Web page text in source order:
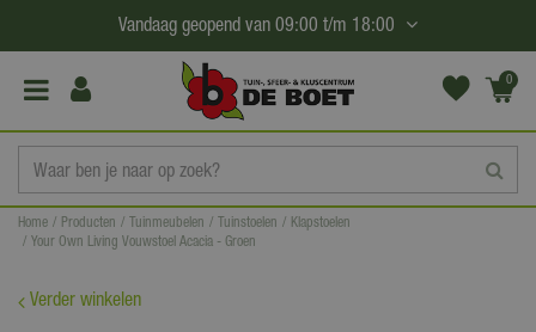
a
Home Producten Tuinmeubelen Tuinstoelen
Klapstoelen
Your Own Living Vouwstoel Acacia - Groen
Vandaag geopend van 09:00 t/m 18:00
0
(€0,
Verder winkelen